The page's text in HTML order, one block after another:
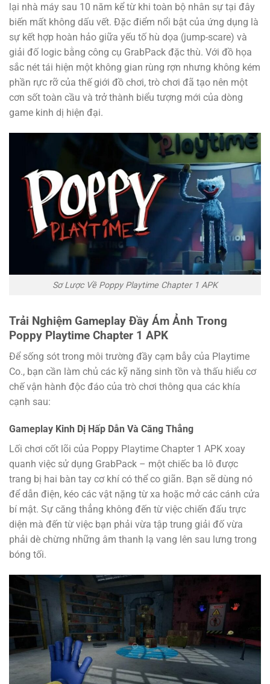
lại nhà máy sau 10 năm kể từ khi toàn bộ nhân sự tại đây
biến mất không dấu vết. Đặc điểm nổi bật của ứng dụng là
sự kết hợp hoàn hảo giữa yếu tố hù dọa (jump-scare) và
giải đố logic bằng công cụ GrabPack đặc thù. Với đồ họa
sắc nét tái hiện một không gian rùng rợn nhưng không kém
phần rực rỡ của thế giới đồ chơi, trò chơi đã tạo nên một
cơn sốt toàn cầu và trở thành biểu tượng mới của dòng
game kinh dị hiện đại.
Sơ Lược Về Poppy Playtime Chapter 1 APK
Trải Nghiệm Gameplay Đầy Ám Ảnh Trong
Poppy Playtime Chapter 1 APK
Để sống sót trong môi trường đầy cạm bẫy của Playtime
Co., bạn cần làm chủ các kỹ năng sinh tồn và thấu hiểu cơ
chế vận hành độc đáo của trò chơi thông qua các khía
cạnh sau:
Gameplay Kinh Dị Hấp Dẫn Và Căng Thẳng
Lối chơi cốt lõi của Poppy Playtime Chapter 1 APK xoay
quanh việc sử dụng GrabPack – một chiếc ba lô được
trang bị hai bàn tay cơ khí có thể co giãn. Bạn sẽ dùng nó
để dẫn điện, kéo các vật nặng từ xa hoặc mở các cánh cửa
bí mật. Sự căng thẳng không đến từ việc chiến đấu trực
diện mà đến từ việc bạn phải vừa tập trung giải đố vừa
phải dè chừng những âm thanh lạ vang lên sau lưng trong
bóng tối.